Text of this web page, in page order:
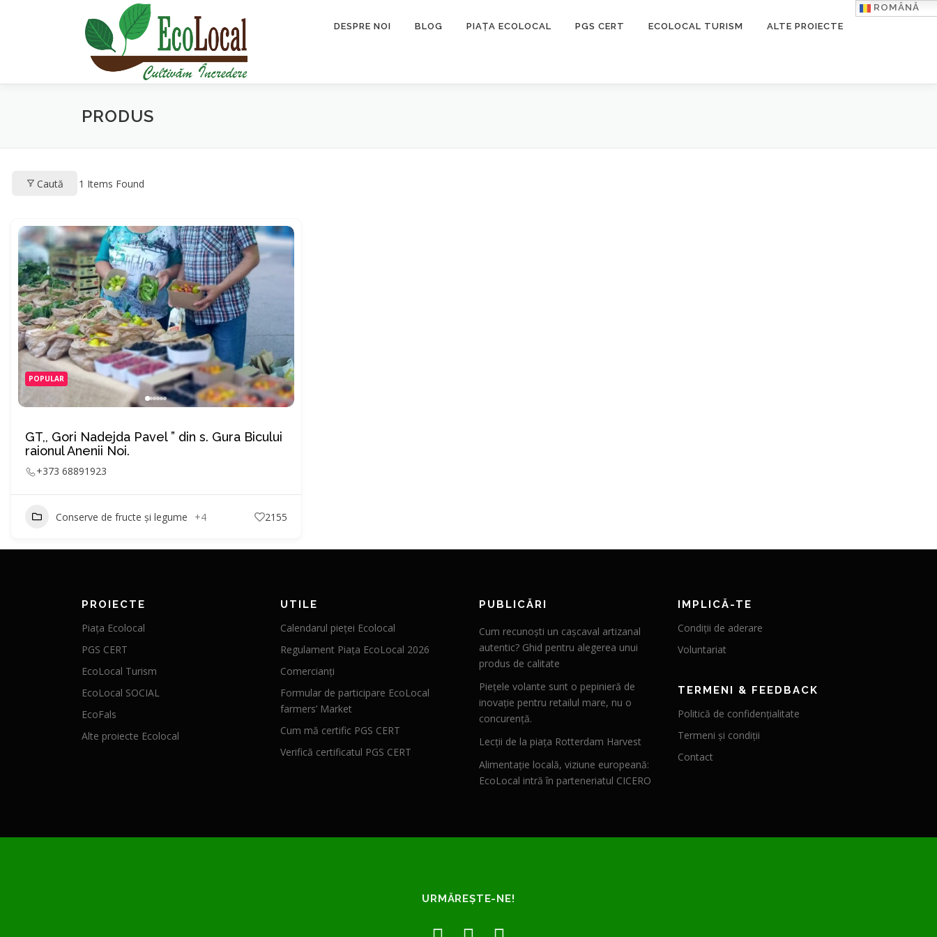
DESPRE NOI BLOG PIAȚA ECOLOCAL PGS CERT ECOLOCAL TURISM ALTE PROIECTE
ROMÂNĂ
PRODUS
Caută 1 Items Found
POPULAR
GT,, Gori Nadejda Pavel ” din s. Gura Bicului
raionul Anenii Noi.
+373 68891923
Conserve de fructe și legume +4 2155
PROIECTE
Piața Ecolocal
PGS CERT
EcoLocal Turism
EcoLocal SOCIAL
EcoFals
Alte proiecte Ecolocal
UTILE
Calendarul pieței Ecolocal
Regulament Piața EcoLocal 2026
Comercianți
Formular de participare EcoLocal
farmers’ Market
Cum mă certific PGS CERT
Verifică certificatul PGS CERT
PUBLICĂRI
Cum recunoști un cașcaval artizanal
autentic? Ghid pentru alegerea unui
produs de calitate
Piețele volante sunt o pepinieră de
inovație pentru retailul mare, nu o
concurență.
Lecții de la piața Rotterdam Harvest
Alimentație locală, viziune europeană:
EcoLocal intră în parteneriatul CICERO
IMPLICĂ-TE
Condiții de aderare
Voluntariat
TERMENI & FEEDBACK
Politică de confidențialitate
Termeni și condiții
Contact
URMĂREȘTE-NE!